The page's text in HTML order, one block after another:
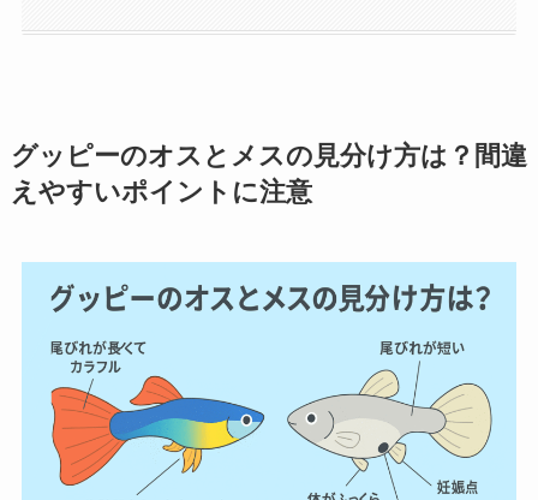
グッピーのオスとメスの見分け方は？間違
えやすいポイントに注意